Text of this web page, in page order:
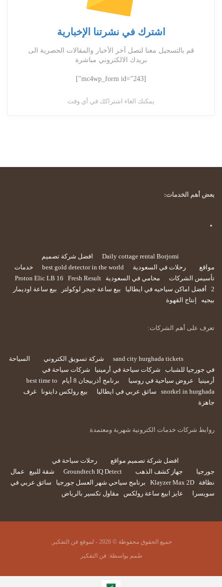
اشترك في نشرتنا الإخبارية
قم بالتسجيل معنا لتصل آخر الأخبار والمقالات الحصرية الى
بريدك الالكتروني مباشرة
[mc4wp_form id="243"]
يمكنك الغاء اشتراكك في أي وقت
بعض أهم الخدمات:
Daily cottage rental Borjomi
افضل شركة تصميم
مواقع
رحلات في السعودية best gold detector in the world
خدمات
تأسيس الشركات
محامي في السعودية Proton Elic LB 16
Fresh Result
2
أفضل اماكن سياحيه في ايطاليا بيع ساعة جيجر لوكولتر
بيع ساعة اوديمار
بيجيه
إنتاج القهوة
تعرف على أهم الشركات:
sand city hurghada tickets شركة تسويق الكتروني
السياحة
في جورجيا للشباب
شركات سياحة في أرمينيا
شركات سياحة في
أرمينيا
عروض سياحية في روسيا برنامج أذربيجان 8 أيام
best time to
snorkel in hurghada
سائق عربي في ايطاليا بيع رولكس دايتونا
غرف
جاهزة
روابط شركات خدمات الكترونية شهرية ومعتمدة
افضل شركة تصميم مواقع
رحلات سياحة في
جورجيا
جهاز كشف الذهب Groundtech IQ Detect شقة للبيع
عمال
نظافة
Klayzer Max 2D برنامج سياحي شهر العسل جورجيا
سائق عربي في
سويسرا
عايز ابيع ساعة رولكس مقاول تكسير بالرياض
جميع الحقوق محفوظة © 2026 - لموقع فن التفكير.
صُمم بواسطة: فن التفكير